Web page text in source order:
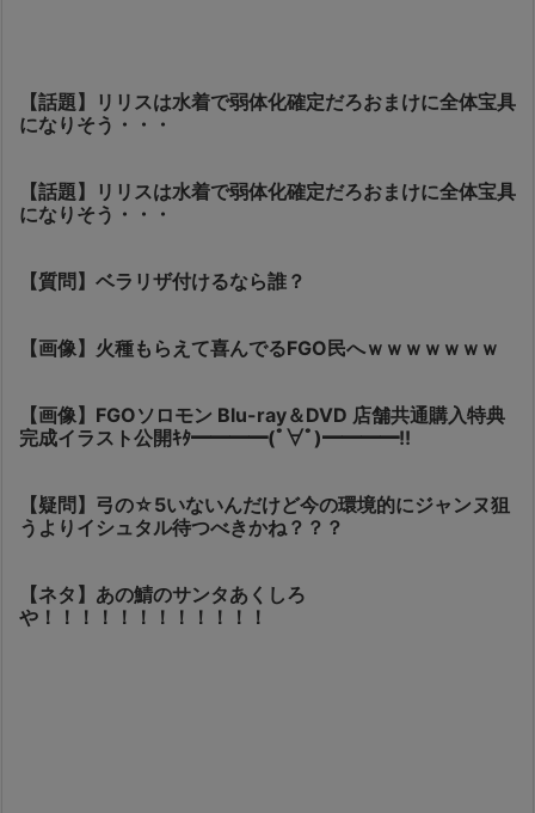
【話題】リリスは水着で弱体化確定だろおまけに全体宝具
になりそう・・・
【話題】リリスは水着で弱体化確定だろおまけに全体宝具
になりそう・・・
【質問】ベラリザ付けるなら誰？
【画像】火種もらえて喜んでるFGO民へｗｗｗｗｗｗｗ
【画像】FGOソロモン Blu-ray＆DVD 店舗共通購入特典
完成イラスト公開ｷﾀ━━━━(ﾟ∀ﾟ)━━━━!!
【疑問】弓の☆5いないんだけど今の環境的にジャンヌ狙
うよりイシュタル待つべきかね？？？
【ネタ】あの鯖のサンタあくしろ
や！！！！！！！！！！！！